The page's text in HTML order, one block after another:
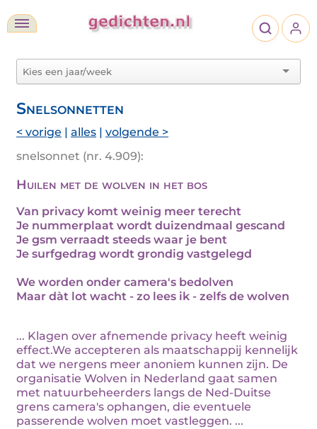
Snelsonnetten
< vorige | alles | volgende >
snelsonnet (nr. 4.909):
Huilen met de wolven in het bos
Van privacy komt weinig meer terecht
Je nummerplaat wordt duizendmaal gescand
Je gsm verraadt steeds waar je bent
Je surfgedrag wordt grondig vastgelegd
We worden onder camera's bedolven
Maar dàt lot wacht - zo lees ik - zelfs de wolven
... Klagen over afnemende privacy heeft weinig
effect.We accepteren als maatschappij kennelijk
dat we nergens meer anoniem kunnen zijn. De
organisatie Wolven in Nederland gaat samen
met natuurbeheerders langs de Ned-Duitse
grens camera's ophangen, die eventuele
passerende wolven moet vastleggen. ...